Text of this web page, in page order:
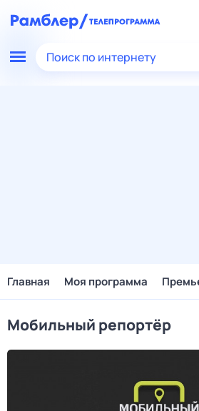
Поиск по интернету
Главная Моя программа
Мобильный репортёр